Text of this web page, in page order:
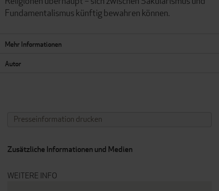
Fundamentalismus künftig bewahren können.
Mehr Informationen
Autor
Presseinformation drucken
Zusätzliche Informationen und Medien
WEITERE INFO